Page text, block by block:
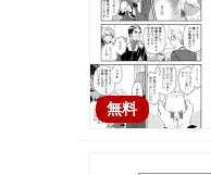
無料